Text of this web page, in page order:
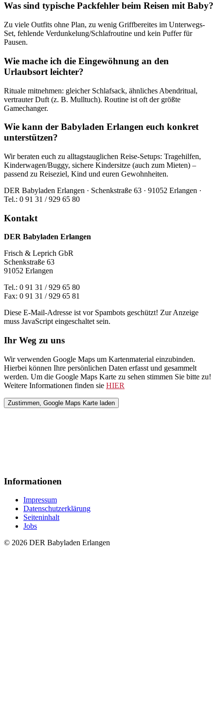
Was sind typische Packfehler beim Reisen mit Baby?
Zu viele Outfits ohne Plan, zu wenig Griffbereites im Unterwegs-
Set, fehlende Verdunkelung/Schlafroutine und kein Puffer für
Pausen.
Wie mache ich die Eingewöhnung an den
Urlaubsort leichter?
Rituale mitnehmen: gleicher Schlafsack, ähnliches Abendritual,
vertrauter Duft (z. B. Mulltuch). Routine ist oft der größte
Gamechanger.
Wie kann der Babyladen Erlangen euch konkret
unterstützen?
Wir beraten euch zu alltagstauglichen Reise-Setups: Tragehilfen,
Kinderwagen/Buggy, sichere Kindersitze (auch zum Mieten) –
passend zu Reiseziel, Kind und euren Gewohnheiten.
DER Babyladen Erlangen · Schenkstraße 63 · 91052 Erlangen ·
Tel.: 0 91 31 / 929 65 80
Kontakt
DER Babyladen Erlangen
Frisch & Leprich GbR
Schenkstraße 63
91052 Erlangen
Tel.: 0 91 31 / 929 65 80
Fax: 0 91 31 / 929 65 81
Diese E-Mail-Adresse ist vor Spambots geschützt! Zur Anzeige
muss JavaScript eingeschaltet sein.
Ihr Weg zu uns
Wir verwenden Google Maps um Kartenmaterial einzubinden.
Hierbei können Ihre persönlichen Daten erfasst und gesammelt
werden. Um die Google Maps Karte zu sehen stimmen Sie bitte zu!
Weitere Informationen finden sie HIER
Informationen
Impressum
Datenschutzerklärung
Seiteninhalt
Jobs
© 2026 DER Babyladen Erlangen